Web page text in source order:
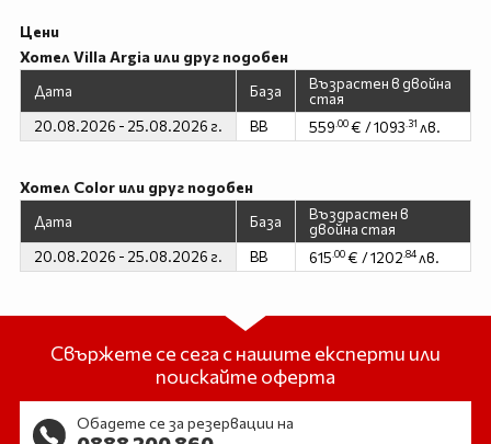
Цени
Хотел Villa Argia или друг подобен
Дата База
Възрастен в двойна
стая
20.08.2026 - 25.08.2026 г.
BB 559 .00€ / 1093 .31 лв.
Хотел Color или друг подобен
Дата База
Въздрастен в
двойна стая
20.08.2026 - 25.08.2026 г.
BB 615 .00€ / 1202 .84лв.
Свържете се сега с нашите експерти или
поискайте оферта
Обадете се за резервации на